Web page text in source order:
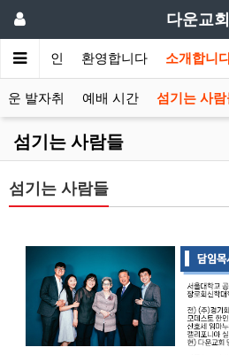
다운교회
메인 환영합니다 소개합니
운 발자취 예배 시간 섬기는 사
섬기는 사람들
섬기는 사람들